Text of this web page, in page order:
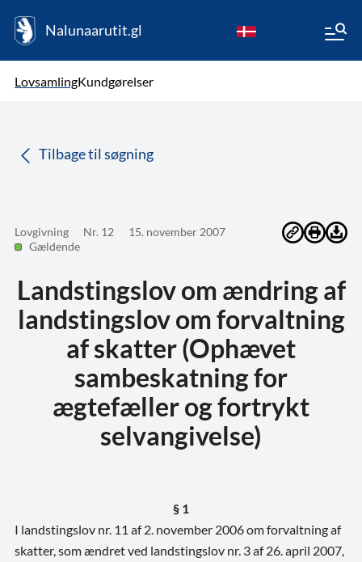
Nalunaarutit.gl
LovsamlingKundgørelser
Tilbage til søgning
Lovgivning Nr. 12
15. november 2007
Gældende
Landstingslov om ændring af
landstingslov om forvaltning
af skatter (Ophævet
sambeskatning for
ægtefæller og fortrykt
selvangivelse)
§ 1
I landstingslov nr. 11 af 2. november 2006 om forvaltning af
skatter, som ændret ved landstingslov nr. 3 af 26. april 2007,